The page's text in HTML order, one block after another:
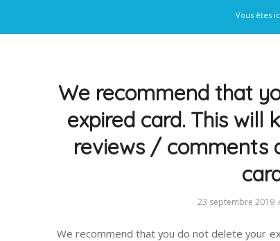
Vous êtes
We recommend that
expired card. This will
reviews / comments
23 septembre 2019
We recommend that you do not delete your